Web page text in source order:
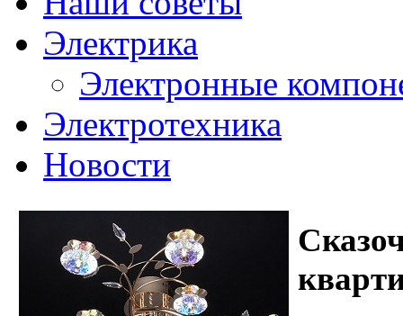
Электрика
Электронные
Электротехника
Новости